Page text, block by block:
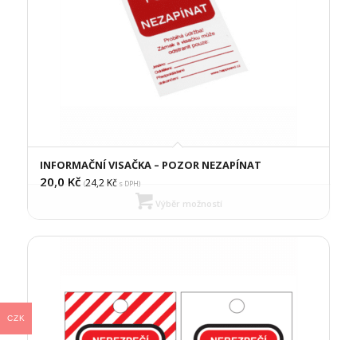
INFORMAČNÍ VISAČKA – POZOR NEZAPÍNAT
20,0 Kč (24,2Kčs DPH)
Výběr možností
CZK